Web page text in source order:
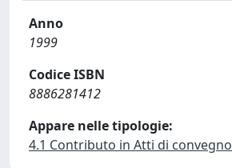
Anno
1999
Codice ISBN
8886281412
Appare nelle tipologie:
4.1 Contributo in Atti di convegno